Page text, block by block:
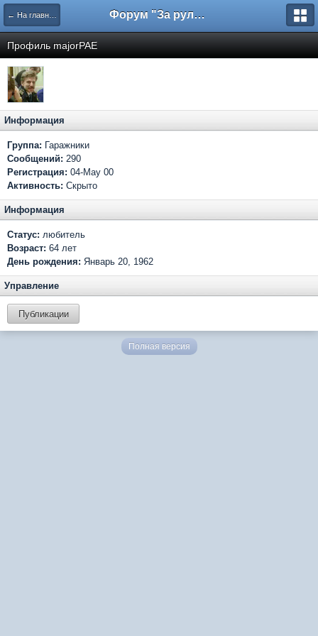
← На главную Форум "За рулем"
Профиль majorPAE
Информация
Группа: Гаражники
Сообщений: 290
Регистрация: 04-May 00
Активность: Скрыто
Информация
Статус: любитель
Возраст: 64 лет
День рождения: Январь 20, 1962
Управление
Публикации
Полная версия